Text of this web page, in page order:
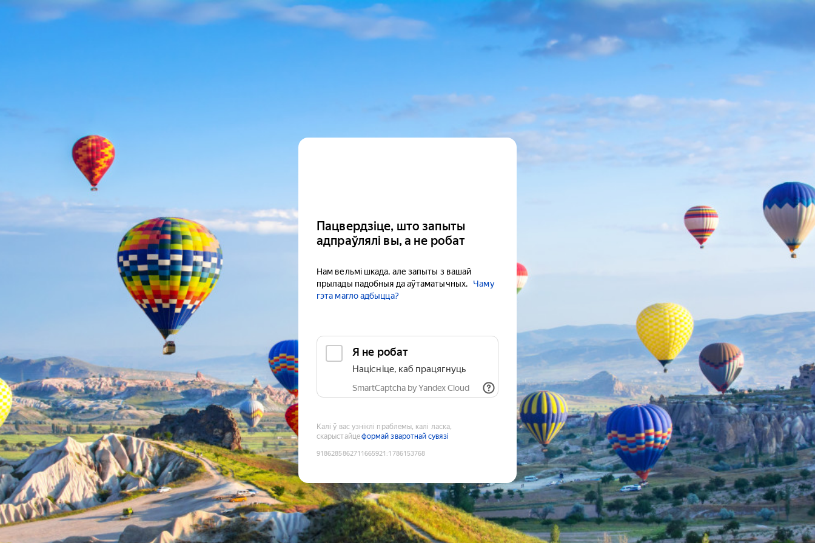
Пацвердзіце, што запыты
адпраўлялі вы, а не робат
Нам вельмі шкада, але запыты з вашай
прылады падобныя да аўтаматычных.
Чаму
гэта магло адбыцца?
Я не робат
Націсніце, каб працягнуць
SmartCaptcha by Yandex Cloud
Калі ў вас узніклі праблемы, калі ласка,
скарыстайцеформай зваротнай сувязі
9186285862711665921 :1786153768